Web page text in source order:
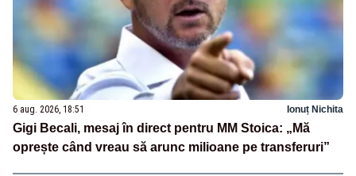
6 aug. 2026, 18:51 Ionuț Nichita
Gigi Becali, mesaj în direct pentru MM Stoica: „Mă
oprește când vreau să arunc milioane pe transferuri”